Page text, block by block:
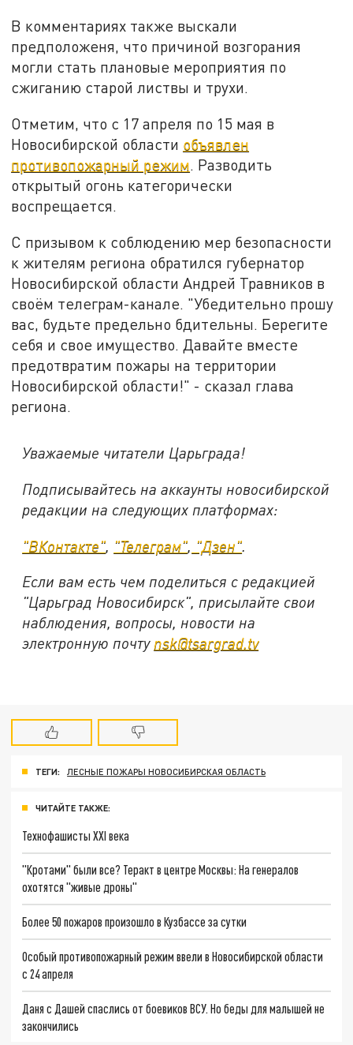
В комментариях также выскали
предположеня, что причиной возгорания
могли стать плановые мероприятия по
сжиганию старой листвы и трухи.
Отметим, что с 17 апреля по 15 мая в
Новосибирской области объявлен
противопожарный режим. Разводить
открытый огонь категорически
воспрещается.
С призывом к соблюдению мер безопасности
к жителям региона обратился губернатор
Новосибирской области Андрей Травников в
своём телеграм-канале. "Убедительно прошу
вас, будьте предельно бдительны. Берегите
себя и свое имущество. Давайте вместе
предотвратим пожары на территории
Новосибирской области!" - сказал глава
региона.
Уважаемые читатели Царьграда!
Подписывайтесь на аккаунты новосибирской
редакции на следующих платформах:
"ВКонтакте", "Телеграм", "Дзен".
Если вам есть чем поделиться с редакцией
"Царьград Новосибирск", присылайте свои
наблюдения, вопросы, новости на
электронную почту nsk@tsargrad.tv
ТЕГИ: ЛЕСНЫЕ ПОЖАРЫ НОВОСИБИРСКАЯ ОБЛАСТЬ
ЧИТАЙТЕ ТАКЖЕ:
Технофашисты XXI века
"Кротами" были все? Теракт в центре Москвы: На генералов
охотятся "живые дроны"
Более 50 пожаров произошло в Кузбассе за сутки
Особый противопожарный режим ввели в Новосибирской области
с 24 апреля
Даня с Дашей спаслись от боевиков ВСУ. Но беды для малышей не
закончились